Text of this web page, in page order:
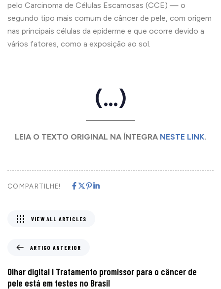
pelo Carcinoma de Células Escamosas (CCE) — o
segundo tipo mais comum de câncer de pele, com origem
nas principais células da epiderme e que ocorre devido a
vários fatores, como a exposição ao sol.
(…)
LEIA O TEXTO ORIGINAL NA ÍNTEGRA NESTE LINK.
COMPARTILHE!
ARTIGO ANTERIOR
Olhar digital I Tratamento promissor para o câncer de
pele está em testes no Brasil
VIEW ALL ARTICLES